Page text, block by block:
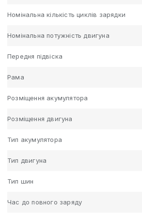
Номінальна кількість циклів зарядки
Номінальна потужність двигуна
Передня підвіска
Рама
Розміщення акумулятора
Розміщення двигуна
Тип акумулятора
Тип двигуна
Тип шин
Час до повного заряду